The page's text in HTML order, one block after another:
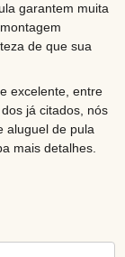
garantem muita
de que sua
excelente, entre
já citados, nós
aluguel de pula
mais detalhes.